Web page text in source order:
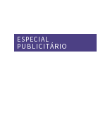
ESPECIAL
PUBLICITÁRIO